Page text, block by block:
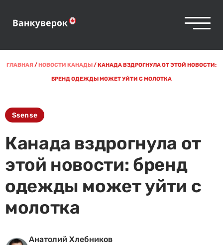
ГЛАВНАЯ /НОВОСТИ КАНАДЫ/КАНАДА ВЗДРОГНУЛА ОТ ЭТОЙ НОВОСТИ:
БРЕНД ОДЕЖДЫ МОЖЕТ УЙТИ С МОЛОТКА
Ssense
Канада вздрогнула от
этой новости: бренд
одежды может уйти с
молотка
Анатолий Хлебников